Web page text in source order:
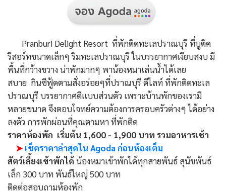
Pranburi Delight Resort ที่พักติดทะเลปราณบุรี ที่บูติค
รีสอร์ทขนาดเล็กๆ ริมทะเลปราณบุรี ในบรรยากาศเงียบสงบ มี
พื้นที่กว้างขวาง น่าพักมากๆ พาน้องหมาเล่นน้ำได้เลย
สบาย กินซีฟู้ดตามสั่งอร่อยๆที่ปราณบุรี ดีไลท์ ที่พักติดทะเล
ปราณบุรี บรรยากาศดีแบบส่วนตัว เพราะบ้านพักของเรามี
หลายขนาด จึงตอบโจทย์ความต้องการครอบครัวต่างๆ ได้อย่าง
ลงตัว การพักผ่อนที่คุณตามหา ที่พักติด
ราคาห้องพัก เริ่มต้น 1,600 - 1,900 บาท รวมอาหารเช้า
➤ เช็คราคาล่าสุดใน Agoda ก่อนห้องเต็ม
สัตว์เลี้ยงเข้าพักได้ น้องหมาเข้าพักได้ทุกสายพันธ์ สุนัขพันธ์
เล็ก 300 บาท พันธ์ใหญ่ 500 บาท
ติดต่อสอบถามห้องพัก